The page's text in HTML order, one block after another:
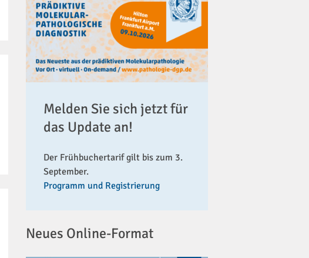
Melden Sie sich jetzt für
das Update an!
Der Frühbuchertarif gilt bis zum 3.
September.
Programm und Registrierung
Neues Online-Format